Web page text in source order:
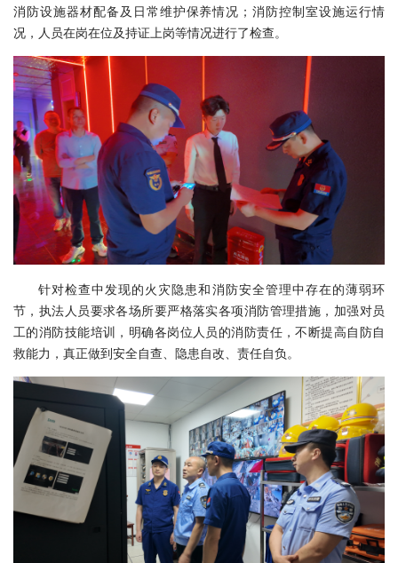
消防设施器材配备及日常维护保养情况；消防控制室设施运行情
况，人员在岗在位及持证上岗等情况进行了检查。
针对检查中发现的火灾隐患和消防安全管理中存在的薄弱环
节，执法人员要求各场所要严格落实各项消防管理措施，加强对员
工的消防技能培训，明确各岗位人员的消防责任，不断提高自防自
救能力，真正做到安全自查、隐患自改、责任自负。